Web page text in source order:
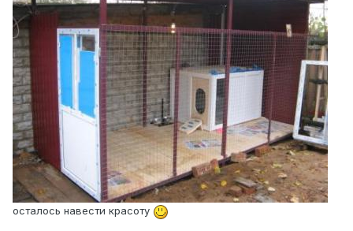
осталось навести красоту